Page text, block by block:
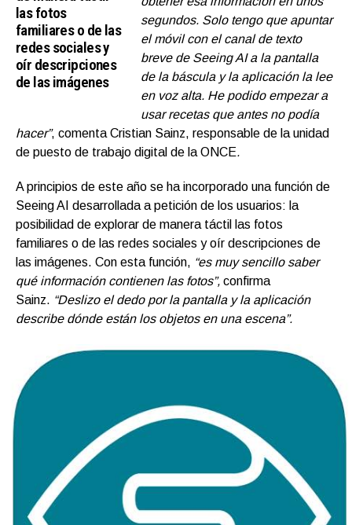
las fotos
familiares o de las
redes sociales y
oír descripciones
de las imágenes
segundos. Solo tengo que apuntar
el móvil con el canal de texto
breve de Seeing AI a la pantalla
de la báscula y la aplicación la lee
en voz alta. He podido empezar a
usar recetas que antes no podía
hacer”, comenta Cristian Sainz, responsable de la unidad
de puesto de trabajo digital de la ONCE.
A principios de este año se ha incorporado una función de
Seeing AI desarrollada a petición de los usuarios: la
posibilidad de explorar de manera táctil las fotos
familiares o de las redes sociales y oír descripciones de
las imágenes. Con esta función, “es muy sencillo saber
qué información contienen las fotos”, confirma
Sainz. “Deslizo el dedo por la pantalla y la aplicación
describe dónde están los objetos en una escena”.